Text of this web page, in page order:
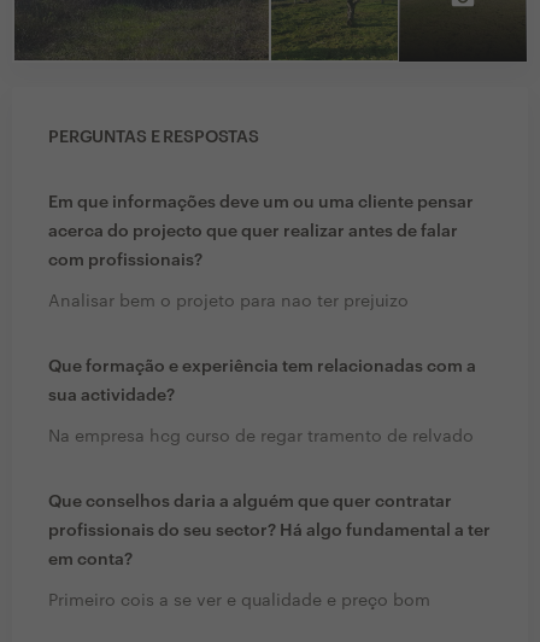
PERGUNTAS E RESPOSTAS
Em que informações deve um ou uma cliente pensar
acerca do projecto que quer realizar antes de falar
com profissionais?
Analisar bem o projeto para nao ter prejuizo
Que formação e experiência tem relacionadas com a
sua actividade?
Na empresa hcg curso de regar tramento de relvado
Que conselhos daria a alguém que quer contratar
profissionais do seu sector? Há algo fundamental a ter
em conta?
Primeiro cois a se ver e qualidade e preço bom